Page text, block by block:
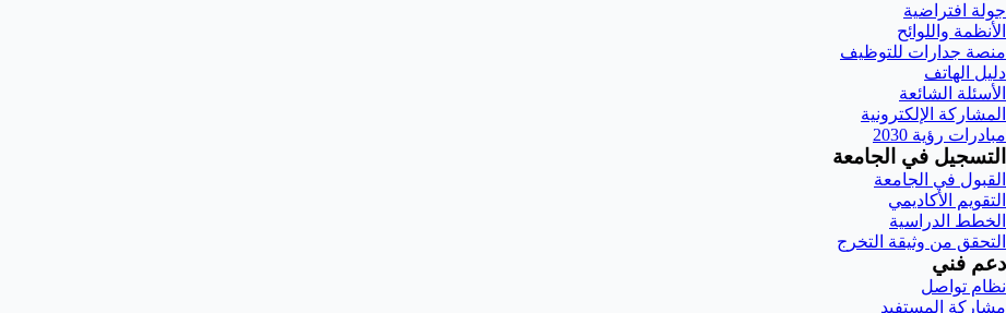
جولة افتراضية
الأنظمة واللوائح
منصة جدارات للتوظيف
دليل الهاتف
الأسئلة الشائعة
المشاركة الإلكترونية
مبادرات رؤية 2030
التسجيل في الجامعة
القبول في الجامعة
التقويم الأكاديمي
الخطط الدراسية
التحقق من وثيقة التخرج
دعم فني
نظام تواصل
مشاركة المستفيد